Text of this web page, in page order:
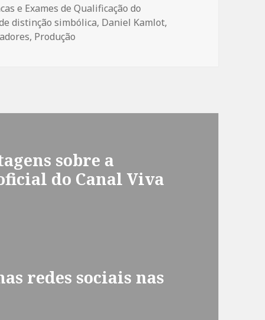
e Exames de Qualificação do
distinção simbólica, Daniel Kamlot,
, Produção
sobre a
do Canal Viva
redes sociais nas